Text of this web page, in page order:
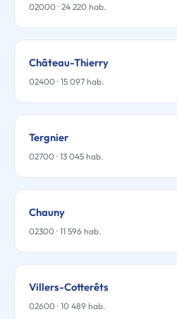
02000 · 24 220 hab.
Château-Thierry
02400 · 15 097 hab.
Tergnier
02700 · 13 045 hab.
Chauny
02300 · 11 596 hab.
Villers-Cotterêts
02600 · 10 489 hab.